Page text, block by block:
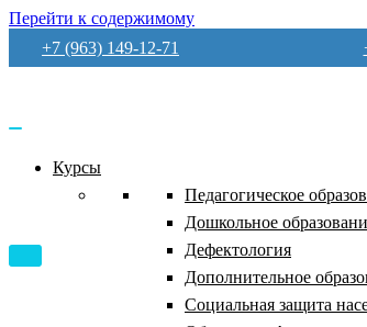
Перейти к содержимому
+7 (963) 149-12-71
Курсы
Педагогическое
Дошкольное
Дефектология
Дополнительное
Социальная защита
Показать/